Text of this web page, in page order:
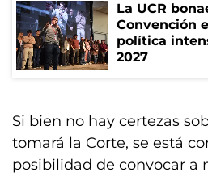
La UCR
Convención
política
2027
Si bien no hay certezas
tomará la Corte, se está
posibilidad de convocar a